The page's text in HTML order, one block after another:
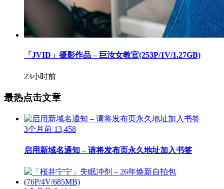
「JVID」摄影作品 – 巨汝女教官(253P/1V/1.27GB)
23小时前
最热点击文章
3个月前 13,458
启用新域名通知 – 请将发布页永久地址加入书签